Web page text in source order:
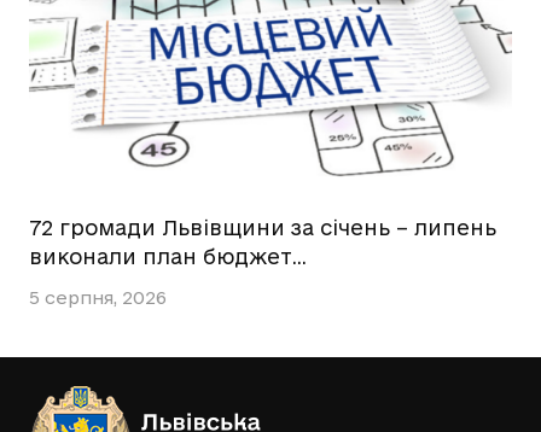
72 громади Львівщини за січень – липень
виконали план бюджет…
5 серпня, 2026